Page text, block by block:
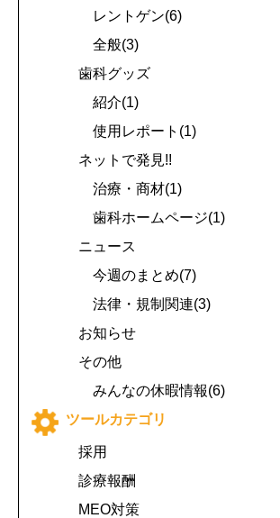
レントゲン(6)
全般(3)
歯科グッズ
紹介(1)
使用レポート(1)
ネットで発見!!
治療・商材(1)
歯科ホームページ(1)
ニュース
今週のまとめ(7)
法律・規制関連(3)
お知らせ
その他
みんなの休暇情報(6)
ツールカテゴリ
採用
診療報酬
MEO対策